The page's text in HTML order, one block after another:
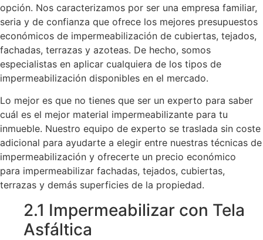
opción. Nos caracterizamos por ser una empresa familiar,
seria y de confianza que ofrece los mejores presupuestos
económicos de impermeabilización de cubiertas, tejados,
fachadas, terrazas y azoteas. De hecho, somos
especialistas en aplicar cualquiera de los tipos de
impermeabilización disponibles en el mercado.
Lo mejor es que no tienes que ser un experto para saber
cuál es el mejor material impermeabilizante para tu
inmueble. Nuestro equipo de experto se traslada sin coste
adicional para ayudarte a elegir entre nuestras técnicas de
impermeabilización y ofrecerte un precio económico
para impermeabilizar fachadas, tejados, cubiertas,
terrazas y demás superficies de la propiedad.
2.1 Impermeabilizar con Tela
Asfáltica